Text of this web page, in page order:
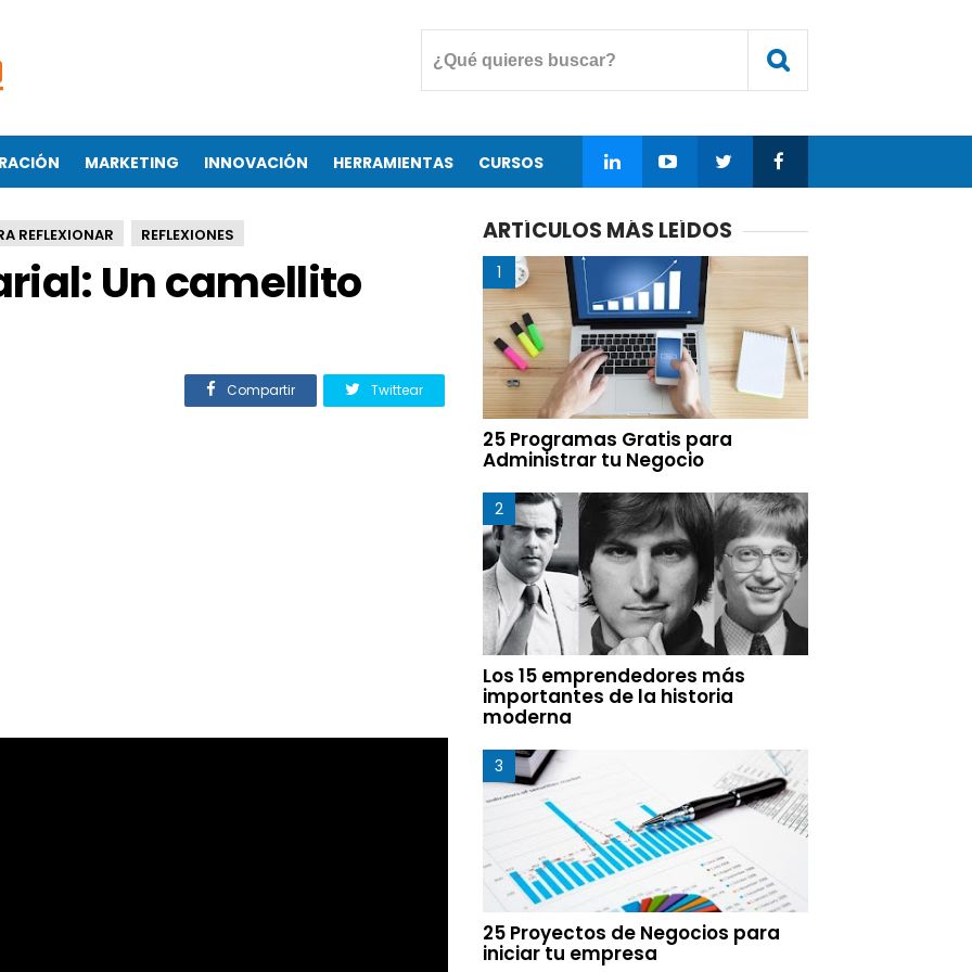
MARKETING INNOVACIÓN HERRAMIENTAS CURSOS
REFLEXIONAR REFLEXIONES
Un camellito
Compartir Twittear
ARTÍCULOS MÁS LEÍDOS
25 Programas Gratis para
Administrar tu Negocio
Los 15 emprendedores más
importantes de la historia
moderna
25 Proyectos de Negocios para
iniciar tu empresa